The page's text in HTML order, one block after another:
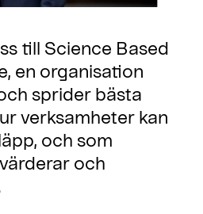
till Science Based
en organisation
sprider bästa
verksamheter kan
och som
och